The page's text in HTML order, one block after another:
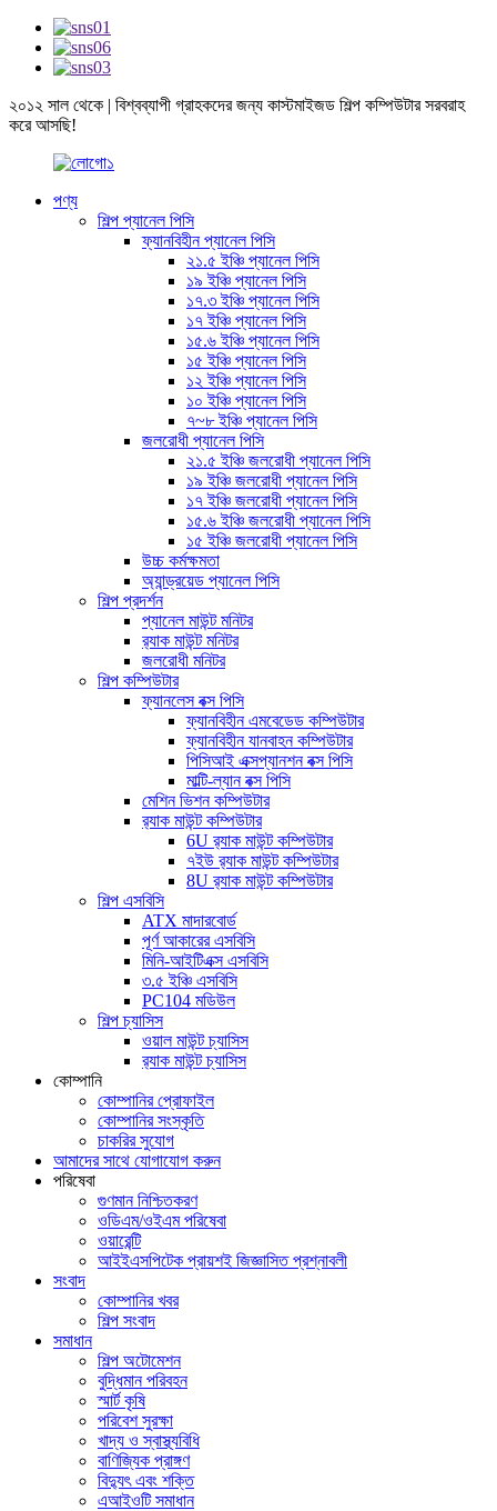
২০১২ সাল থেকে | বিশ্বব্যাপী গ্রাহকদের জন্য কাস্টমাইজড শিল্প কম্পিউটার সরবরাহ
করে আসছি!
পণ্য
শিল্প প্যানেল পিসি
ফ্যানবিহীন প্যানেল পিসি
২১.৫ ইঞ্চি প্যানেল পিসি
১৯ ইঞ্চি প্যানেল পিসি
১৭.৩ ইঞ্চি প্যানেল পিসি
১৭ ইঞ্চি প্যানেল পিসি
১৫.৬ ইঞ্চি প্যানেল পিসি
১৫ ইঞ্চি প্যানেল পিসি
১২ ইঞ্চি প্যানেল পিসি
১০ ইঞ্চি প্যানেল পিসি
৭~৮ ইঞ্চি প্যানেল পিসি
জলরোধী প্যানেল পিসি
২১.৫ ইঞ্চি জলরোধী প্যানেল পিসি
১৯ ইঞ্চি জলরোধী প্যানেল পিসি
১৭ ইঞ্চি জলরোধী প্যানেল পিসি
১৫.৬ ইঞ্চি জলরোধী প্যানেল পিসি
১৫ ইঞ্চি জলরোধী প্যানেল পিসি
উচ্চ কর্মক্ষমতা
অ্যান্ড্রয়েড প্যানেল পিসি
শিল্প প্রদর্শন
প্যানেল মাউন্ট মনিটর
র‍্যাক মাউন্ট মনিটর
জলরোধী মনিটর
শিল্প কম্পিউটার
ফ্যানলেস বক্স পিসি
ফ্যানবিহীন এমবেডেড কম্পিউটার
ফ্যানবিহীন যানবাহন কম্পিউটার
পিসিআই এক্সপ্যানশন বক্স পিসি
মাল্টি-ল্যান বক্স পিসি
মেশিন ভিশন কম্পিউটার
র‍্যাক মাউন্ট কম্পিউটার
6U র‍্যাক মাউন্ট কম্পিউটার
৭ইউ র‍্যাক মাউন্ট কম্পিউটার
8U র‍্যাক মাউন্ট কম্পিউটার
শিল্প এসবিসি
ATX মাদারবোর্ড
পূর্ণ আকারের এসবিসি
মিনি-আইটিএক্স এসবিসি
৩.৫ ইঞ্চি এসবিসি
PC104 মডিউল
শিল্প চ্যাসিস
ওয়াল মাউন্ট চ্যাসিস
র‍্যাক মাউন্ট চ্যাসিস
কোম্পানি
কোম্পানির প্রোফাইল
কোম্পানির সংস্কৃতি
চাকরির সুযোগ
আমাদের সাথে যোগাযোগ করুন
পরিষেবা
গুণমান নিশ্চিতকরণ
ওডিএম/ওইএম পরিষেবা
ওয়ারেন্টি
আইইএসপিটেক প্রায়শই জিজ্ঞাসিত প্রশ্নাবলী
সংবাদ
কোম্পানির খবর
শিল্প সংবাদ
সমাধান
শিল্প অটোমেশন
বুদ্ধিমান পরিবহন
স্মার্ট কৃষি
পরিবেশ সুরক্ষা
খাদ্য ও স্বাস্থ্যবিধি
বাণিজ্যিক প্রাঙ্গণ
বিদ্যুৎ এবং শক্তি
এআইওটি সমাধান